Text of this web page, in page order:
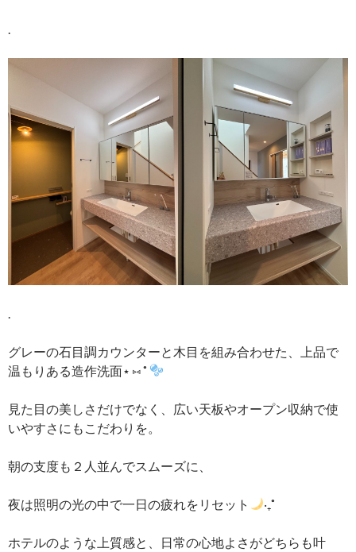
.
グレーの石目調カウンターと木目を組み合わせた、上品で
温もりある造作洗面⋆ ⑅ ˚
見た目の美しさだけでなく、広い天板やオープン収納で使
いやすさにもこだわりを。
朝の支度も２人並んでスムーズに、
夜は照明の光の中で一日の疲れをリセット ‧₊˚
ホテルのような上質感と、日常の心地よさがどちらも叶